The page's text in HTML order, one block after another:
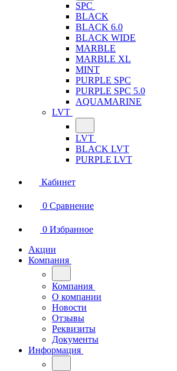
SPC
BLACK
BLACK 6.0
BLACK WIDE
MARBLE
MARBLE XL
MINT
PURPLE SPC
PURPLE SPC 5.0
AQUAMARINE
LVT
LVT
BLACK LVT
PURPLE LVT
Кабинет
0 Сравнение
0 Избранное
Акции
Компания
Компания
О компании
Новости
Отзывы
Реквизиты
Документы
Информация